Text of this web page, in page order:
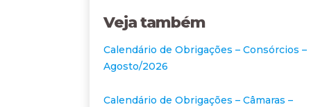
Veja também
Calendário de Obrigações – Consórcios –
Agosto/2026
Calendário de Obrigações – Câmaras –